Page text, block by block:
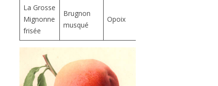
La Grosse
Mignonne
frisée
Brugnon
musqué
Opoix